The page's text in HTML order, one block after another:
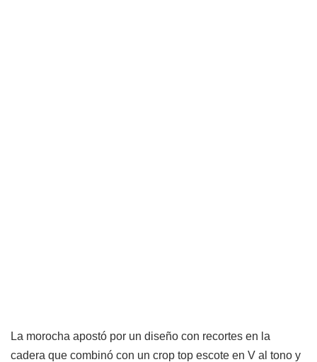
La morocha apostó por un diseño con recortes en la
cadera que combinó con un crop top escote en V al tono y